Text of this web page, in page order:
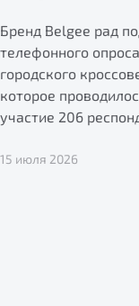
Бренд Belgee рад
телефонного
городского
которое
участие 206
15 июля 2026